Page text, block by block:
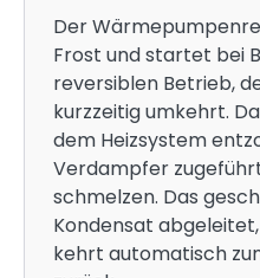
Der
Frost und startet bei
reversiblen Betrieb,
kurzzeitig umkehrt.
dem Heizsystem
Verdampfer
schmelzen. Das
Kondensat
kehrt automatisch